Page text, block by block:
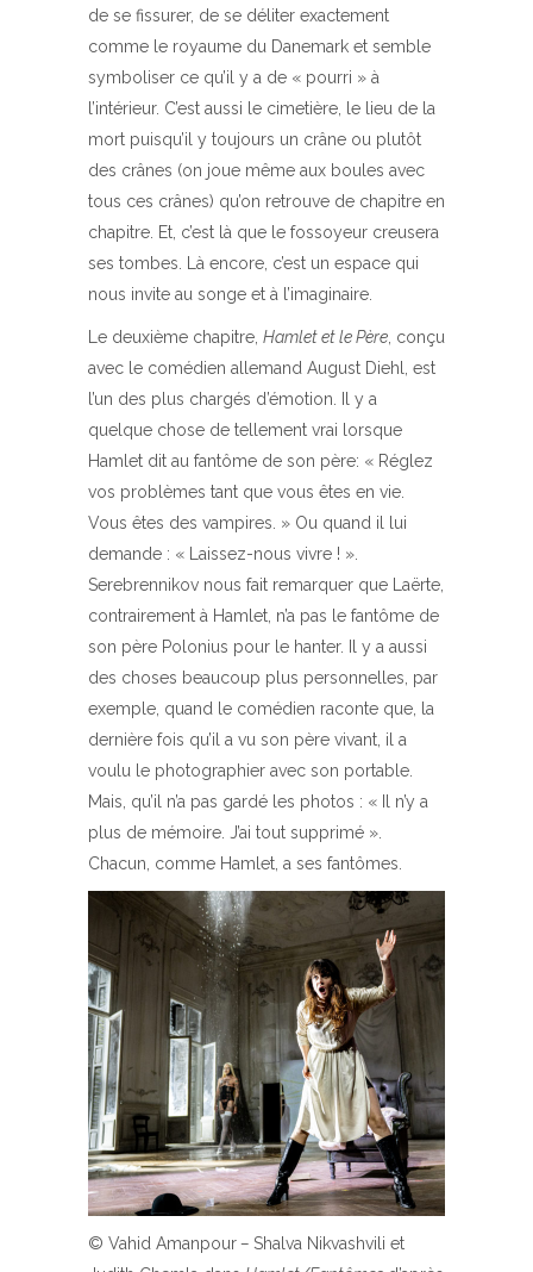
de se fissurer, de se déliter exactement
comme le royaume du Danemark et semble
symboliser ce qu’il y a de « pourri » à
l’intérieur. C’est aussi le cimetière, le lieu de la
mort puisqu’il y toujours un crâne ou plutôt
des crânes (on joue même aux boules avec
tous ces crânes) qu’on retrouve de chapitre en
chapitre. Et, c’est là que le fossoyeur creusera
ses tombes. Là encore, c’est un espace qui
nous invite au songe et à l’imaginaire.
Le deuxième chapitre, Hamlet et le Père, conçu
avec le comédien allemand August Diehl, est
l’un des plus chargés d’émotion. Il y a
quelque chose de tellement vrai lorsque
Hamlet dit au fantôme de son père: « Réglez
vos problèmes tant que vous êtes en vie.
Vous êtes des vampires. » Ou quand il lui
demande : « Laissez-nous vivre ! ».
Serebrennikov nous fait remarquer que Laërte,
contrairement à Hamlet, n’a pas le fantôme de
son père Polonius pour le hanter. Il y a aussi
des choses beaucoup plus personnelles, par
exemple, quand le comédien raconte que, la
dernière fois qu’il a vu son père vivant, il a
voulu le photographier avec son portable.
Mais, qu’il n’a pas gardé les photos : « Il n’y a
plus de mémoire. J’ai tout supprimé ».
Chacun, comme Hamlet, a ses fantômes.
© Vahid Amanpour– Shalva Nikvashvili et